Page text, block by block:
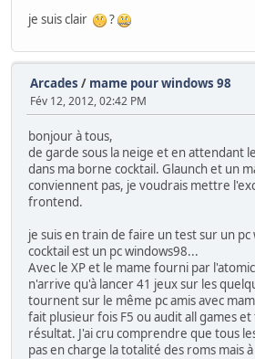
je suis clair ?
Arcades / mame pour windows 98
Fév 12, 2012, 02:42 PM
bonjour à tous,
de garde sous la neige et en attendant
dans ma borne cocktail. Glaunch et un
conviennent pas, je voudrais mettre
frontend.
je suis en train de faire un test sur un pc
cocktail est un pc windows98...
Avec le XP et le mame fourni par
n'arrive qu'à lancer 41 jeux sur les
tournent sur le même pc amis avec
fait plusieur fois F5 ou audit all games
résultat. J'ai cru comprendre que tous
pas en charge la totalité des roms mais